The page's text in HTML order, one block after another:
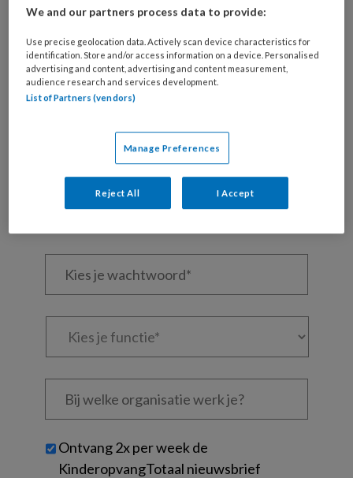
REGISTREREN
Wil je dit artikel lezen?
Maak gratis een account aan en lees 2
artikelen gratis per maand
Al een account of abonnement?
Kies
Kies
Bij
welke
je?
Untitled
Ontvang 2x per week de
KinderopvangTotaal nieuwsbrief
We and our partners process data to provide:
Use precise geolocation data. Actively scan device characteristics for
identification. Store and/or access information on a device. Personalised
advertising and content, advertising and content measurement,
audience research and services development.
List of Partners (vendors)
Manage Preferences
Reject All I Accept